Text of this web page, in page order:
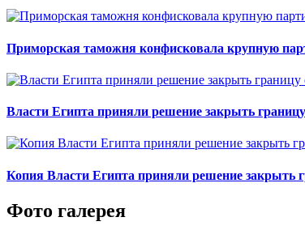
Приморская таможня конфисковала крупную
Власти Египта приняли решение закрыть границу
Копия Власти Египта приняли решение закрыть
Фото галерея